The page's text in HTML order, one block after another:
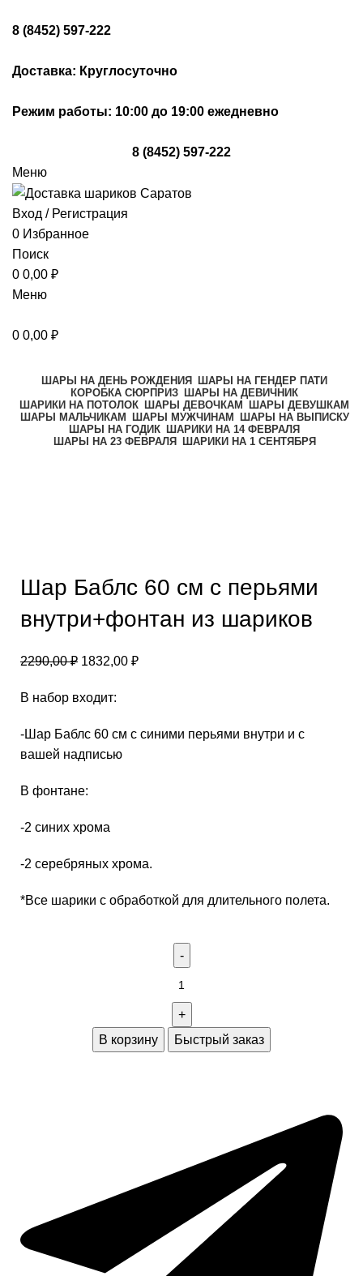
8 (8452) 597-222
Доставка: Круглосуточно
Режим работы: 10:00 до 19:00 ежедневно
8 (8452) 597-222
Меню
Вход / Регистрация
0 Избранное
Поиск
0 0,00 ₽
Меню
0 0,00 ₽
ШАРЫ НА ДЕНЬ РОЖДЕНИЯ
ШАРЫ НА ГЕНДЕР ПАТИ
КОРОБКА СЮРПРИЗ ШАРЫ НА ДЕВИЧНИК
ШАРИКИ НА ПОТОЛОК ШАРЫ ДЕВОЧКАМ
ШАРЫ ДЕВУШКАМ
ШАРЫ МАЛЬЧИКАМ
ШАРЫ МУЖЧИНАМ
ШАРЫ НА ВЫПИСКУ
ШАРЫ НА ГОДИК ШАРИКИ НА 14 ФЕВРАЛЯ
ШАРЫ НА 23 ФЕВРАЛЯ
ШАРИКИ НА 1 СЕНТЯБРЯ
Шар Баблс 60 см с перьями
внутри+фонтан из шариков
2290,00₽ 1832,00 ₽
В набор входит:
-Шар Баблс 60 см с синими перьями внутри и с
вашей надписью
В фонтане:
-2 синих хрома
-2 серебряных хрома.
*Все шарики с обработкой для длительного полета.
В корзину Быстрый заказ